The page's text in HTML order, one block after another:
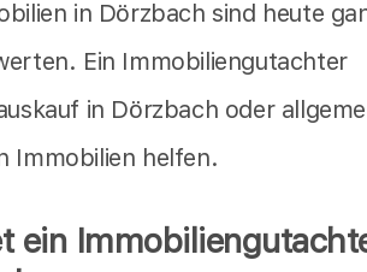
in Dörzbach sind heute
Ein Immobiliengutachter
in Dörzbach oder
Immobilien helfen.
ein